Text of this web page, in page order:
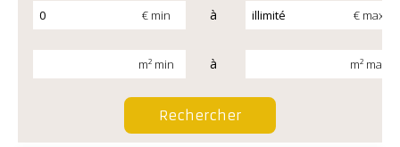
€ min à € max
m² min à m² max